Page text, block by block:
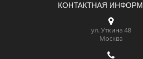
КОНТАКТНАЯ
ул. Уткина 48
Москва